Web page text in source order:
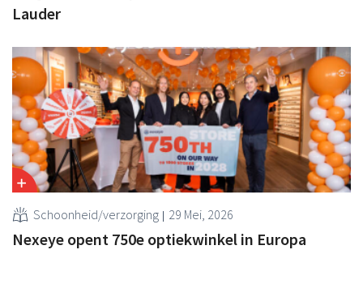
Lauder
Schoonheid/verzorging 29 Mei, 2026
Nexeye opent 750e optiekwinkel in Europa